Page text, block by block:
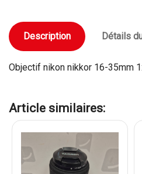
Description Détails
Objectif nikon nikkor 16-35mm
Article similaires: